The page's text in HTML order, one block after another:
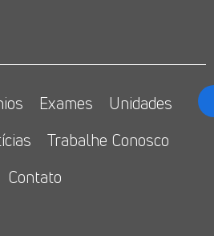
Exames
Unidades
Trabalhe Conosco
Contato